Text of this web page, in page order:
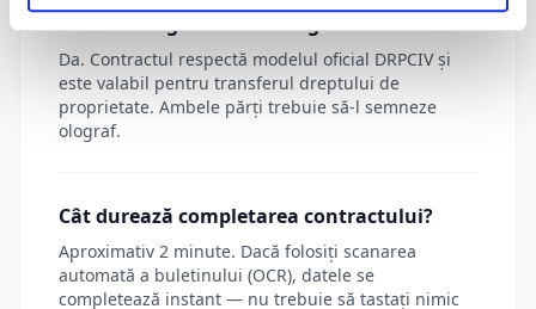
Contractul generat este legal valabil?
Da. Contractul respectă modelul oficial DRPCIV și
este valabil pentru transferul dreptului de
proprietate. Ambele părți trebuie să-l semneze
olograf.
Cât durează completarea contractului?
Aproximativ 2 minute. Dacă folosiți scanarea
automată a buletinului (OCR), datele se
completează instant — nu trebuie să tastați nimic